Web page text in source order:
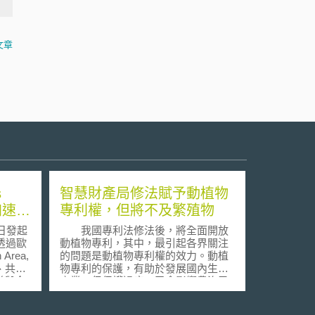
章
研
19
發起
過歐
Area,
共享
企
抗
智慧財產局修法賦予動植物
專利權，但將不及繁殖物
我國專利法修法後，將全面開放
動植物專利，其中，最引起各界關注
的問題是動植物專利權的效力。動植
物專利的保護，有助於發展國內生技
產業，但保護過度，又會影響農漁民
生計，故智慧局在五月初發布之專利